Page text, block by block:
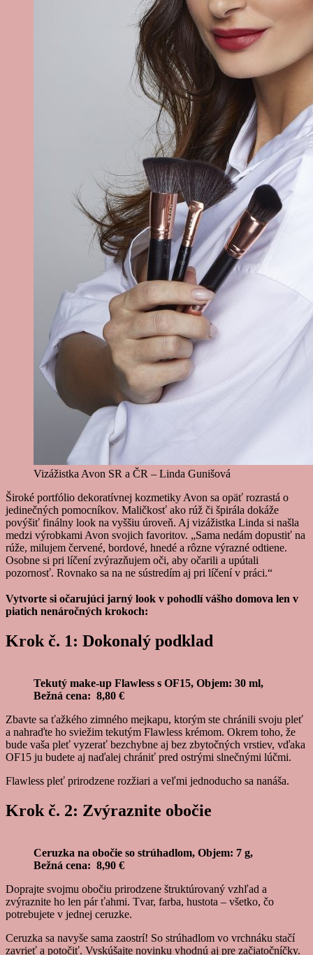
Vizážistka Avon SR a ČR – Linda Gunišová
Široké portfólio dekoratívnej kozmetiky Avon sa opäť rozrastá o
jedinečných pomocníkov. Maličkosť ako rúž či špirála dokáže
povýšiť finálny look na vyššiu úroveň. Aj vizážistka Linda si našla
medzi výrobkami Avon svojich favoritov. „Sama nedám dopustiť na
rúže, milujem červené, bordové, hnedé a rôzne výrazné odtiene.
Osobne si pri líčení zvýrazňujem oči, aby očarili a upútali
pozornosť. Rovnako sa na ne sústredím aj pri líčení v práci.“
Vytvorte si očarujúci jarný look v pohodlí vášho domova len v
piatich nenáročných krokoch:
Krok č. 1: Dokonalý podklad
Tekutý make-up Flawless s OF15, Objem: 30 ml,
Bežná cena: 8,80 €
Zbavte sa ťažkého zimného mejkapu, ktorým ste chránili svoju pleť
a nahraďte ho sviežim tekutým Flawless krémom. Okrem toho, že
bude vaša pleť vyzerať bezchybne aj bez zbytočných vrstiev, vďaka
OF15 ju budete aj naďalej chrániť pred ostrými slnečnými lúčmi.
Flawless pleť prirodzene rozžiari a veľmi jednoducho sa nanáša.
Krok č. 2: Zvýraznite obočie
Ceruzka na obočie so strúhadlom, Objem: 7 g,
Bežná cena: 8,90 €
Doprajte svojmu obočiu prirodzene štruktúrovaný vzhľad a
zvýraznite ho len pár ťahmi. Tvar, farba, hustota – všetko, čo
potrebujete v jednej ceruzke.
Ceruzka sa navyše sama zaostrí! So strúhadlom vo vrchnáku stačí
zavrieť a potočiť. Vyskúšajte novinku vhodnú aj pre začiatočníčky.